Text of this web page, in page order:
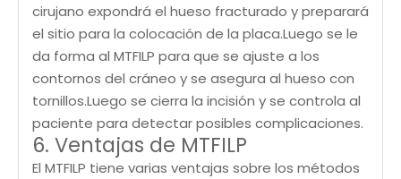
cirujano expondrá el hueso fracturado y preparará
el sitio para la colocación de la placa.Luego se le
da forma al MTFILP para que se ajuste a los
contornos del cráneo y se asegura al hueso con
tornillos.Luego se cierra la incisión y se controla al
paciente para detectar posibles complicaciones.
6. Ventajas de MTFILP
El MTFILP tiene varias ventajas sobre los métodos